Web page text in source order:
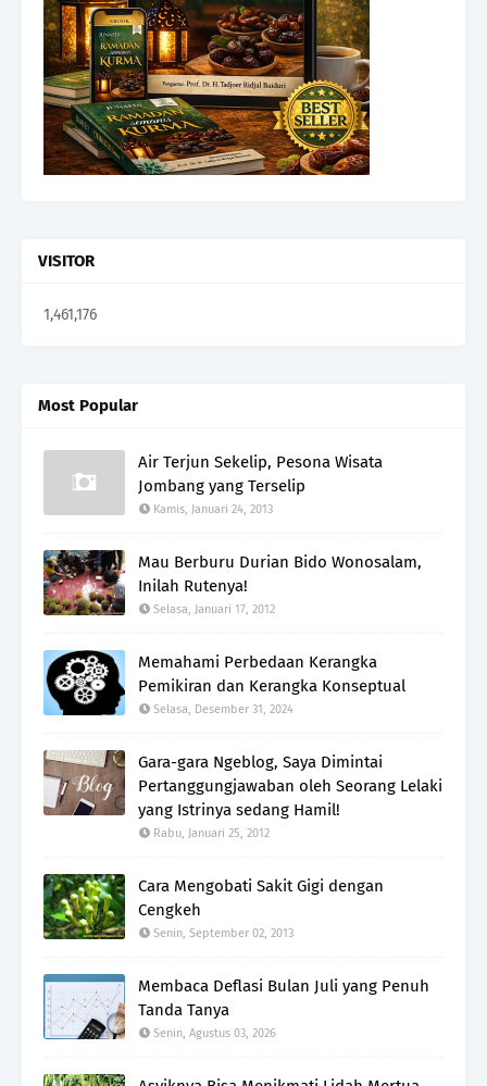
VISITOR
1,461,176
Most Popular
Air Terjun Sekelip, Pesona Wisata
Jombang yang Terselip
Kamis, Januari 24, 2013
Mau Berburu Durian Bido Wonosalam,
Inilah Rutenya!
Selasa, Januari 17, 2012
Memahami Perbedaan Kerangka
Pemikiran dan Kerangka Konseptual
Selasa, Desember 31, 2024
Gara-gara Ngeblog, Saya Dimintai
Pertanggungjawaban oleh Seorang Lelaki
yang Istrinya sedang Hamil!
Rabu, Januari 25, 2012
Cara Mengobati Sakit Gigi dengan
Cengkeh
Senin, September 02, 2013
Membaca Deflasi Bulan Juli yang Penuh
Tanda Tanya
Senin, Agustus 03, 2026